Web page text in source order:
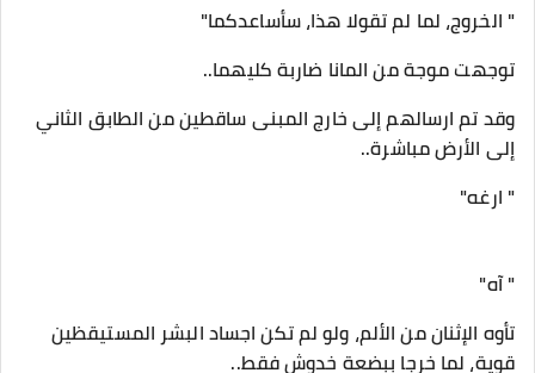
" الخروج، لما لم تقولا هذا، سأساعدكما"
توجهت موجة من المانا ضاربة كليهما..
وقد تم ارسالهم إلى خارج المبنى ساقطين من الطابق الثاني
إلى الأرض مباشرة..
" ارغه"
" آه"
تأوه الإثنان من الألم، ولو لم تكن اجساد البشر المستيقظين
قوية، لما خرجا ببضعة خدوش فقط..